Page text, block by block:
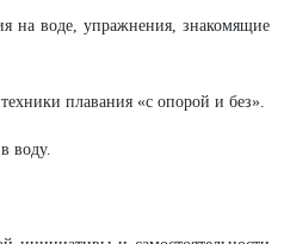
на воде, упражнения, знакомящие
плавания «с опорой и без».
воду.